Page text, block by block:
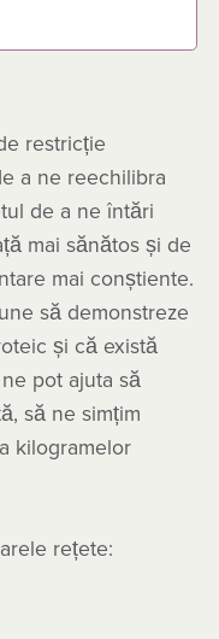
restricție
a ne reechilibra
de a ne întări
mai sănătos și de
mai conștiente.
să demonstreze
și că există
pot ajuta să
să ne simțim
kilogramelor
rețete: